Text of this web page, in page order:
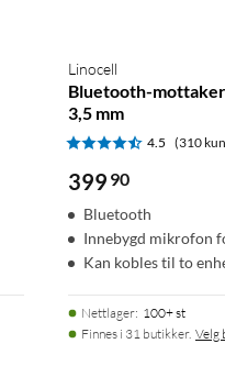
Linocell
Bluetooth-
3,5 mm
4.5 (310
399 90
Bluetooth
Innebygd mikrofon
Kan kobles til to
Nettlager: 100+ st
Finnes i 31 butikker. Velg